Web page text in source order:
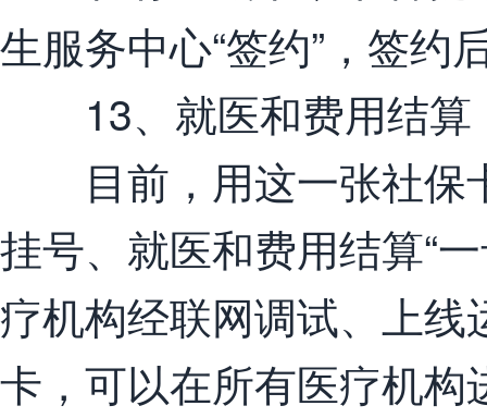
生服务中心“签约”，签约
13、就医和费用结算
目前，用这一张社保
挂号、就医和费用结算“
疗机构经联网调试、上
卡，可以在所有医疗机